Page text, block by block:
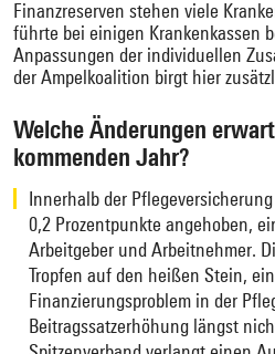
Finanzreserven stehen viele
führte bei einigen Krankenkassen
Anpassungen der individuellen
der Ampelkoalition birgt hier
Welche Änderungen
kommenden Jahr?
Innerhalb der
0,2 Prozentpunkte angehoben,
Arbeitgeber und Arbeitnehmer.
Tropfen auf den heißen Stein,
Finanzierungsproblem in der
Beitragssatzerhöhung längst